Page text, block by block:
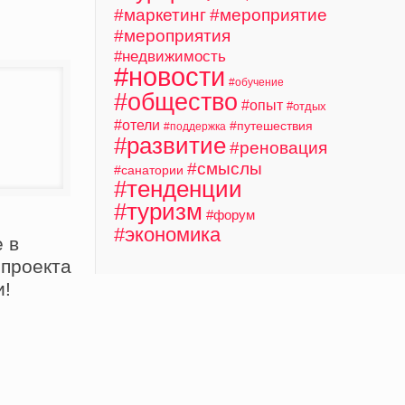
в
#маркетинг #мероприятие
#мероприятия
#недвижимость
#новости #обучение
#общество #опыт #отдых
#отели #поддержка #путешествия
#развитие #реновация
#санатории #смыслы
#тенденции
#туризм #форум
#экономика